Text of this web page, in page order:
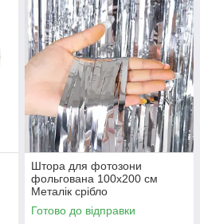
Штора для фотозони
фольгована 100х200 см
Металік срібло
Готово до відправки